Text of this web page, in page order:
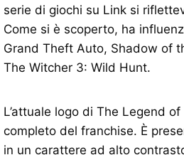
serie di giochi su Link si
Come si è scoperto, ha
Grand Theft Auto, Shadow of
The Witcher 3: Wild Hunt.
L’attuale logo di The Legend
completo del franchise. È
in un carattere ad alto